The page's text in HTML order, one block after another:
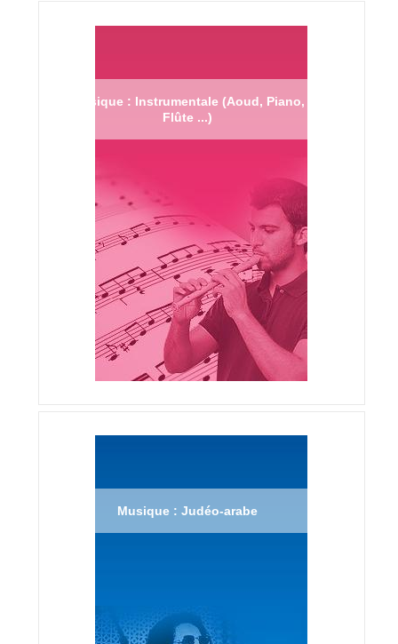
Musique : Instrumentale (Aoud, Piano,
Flûte ...)
Musique : Judéo-arabe